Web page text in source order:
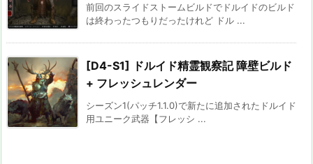
前回のスライドストームビルドでドルイドのビルド
は終わったつもりだったけれど ドル ...
[D4-S1] ドルイド精霊観察記 障壁ビルド
+ フレッシュレンダー
シーズン1(パッチ1.1.0)で新たに追加されたドルイド
用ユニーク武器【フレッシ ...